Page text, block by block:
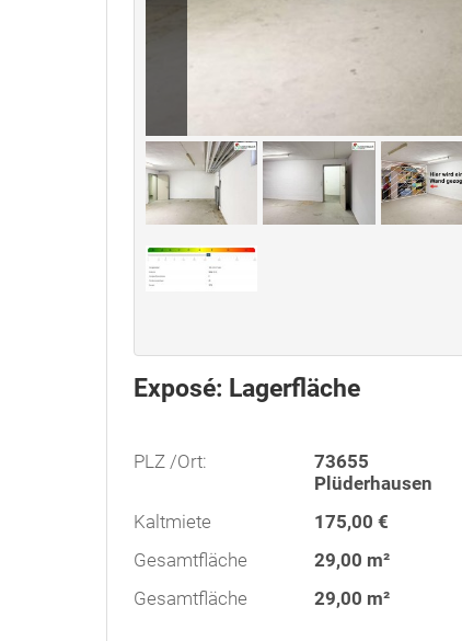
Exposé: Lagerfläche
PLZ /Ort:
73655
Plüderhausen
Kaltmiete
175,00 €
Gesamtfläche
29,00 m²
Gesamtfläche
29,00 m²